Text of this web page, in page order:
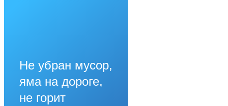
Не убран мусор,
яма на дороге,
не горит